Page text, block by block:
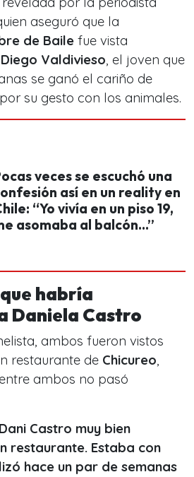
aseguró que la
de Baile fue vista
Diego Valdivieso, el joven que
se ganó el cariño de
su gesto con los animales.
veces se escuchó una
así en un reality en
“Yo vivía en un piso 19,
asomaba al balcón...”
habría
Daniela Castro
ambos fueron vistos
restaurante de Chicureo,
ambos no pasó
Castro muy bien
restaurante. Estaba con
hace un par de semanas